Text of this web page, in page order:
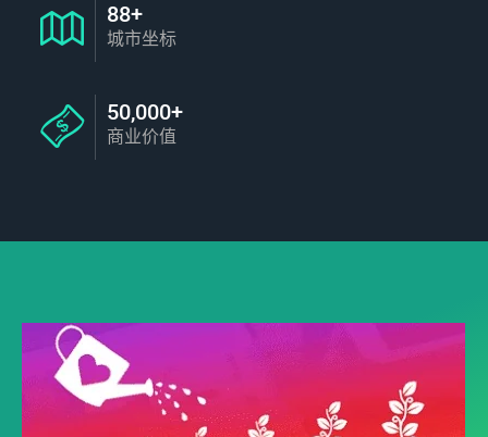
88+
城市坐标
50,000+
商业价值